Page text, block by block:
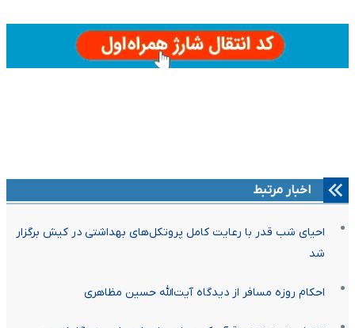
اخبار مرتبط
احیای شب قدر با رعایت کامل پروتکل‌های بهداشتی در کیش برگزار
شد
احکام روزه مسافر از دیدگاه آیت‌الله حسین مظاهری